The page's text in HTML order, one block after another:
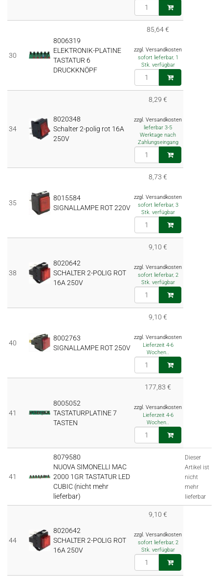
30
8006319
ELEKTRONIK-PLATINE
TASTATUR 6
DRUCKKNÖPF
85,64 €
zzgl. Versandkosten
sofort lieferbar, 1
Stk. verfügbar
34
8020348
Schalter 2-polig rot 16A
250V
8,29 €
zzgl. Versandkosten
lieferbar 3-5
Werktage nach
Zahlungseingang
35
8015584
SIGNALLAMPE ROT 220V
8,73 €
zzgl. Versandkosten
sofort lieferbar, 3
Stk. verfügbar
38
8020642
SCHALTER 2-POLIG ROT
16A 250V
9,10 €
zzgl. Versandkosten
sofort lieferbar, 2
Stk. verfügbar
40
8002763
SIGNALLAMPE ROT 250V
9,10 €
zzgl. Versandkosten
Lieferzeit 4-6
Wochen..
41
8005052
TASTATURPLATINE 7
TASTEN
177,83 €
zzgl. Versandkosten
Lieferzeit 4-6
Wochen..
41
8079580
NUOVA SIMONELLI MAC
2000 1GR TASTATUR LED
CUBIC (nicht mehr
lieferbar)
Dieser
Artikel ist
nicht
mehr
lieferbar
44
8020642
SCHALTER 2-POLIG ROT
16A 250V
9,10 €
zzgl. Versandkosten
sofort lieferbar, 2
Stk. verfügbar